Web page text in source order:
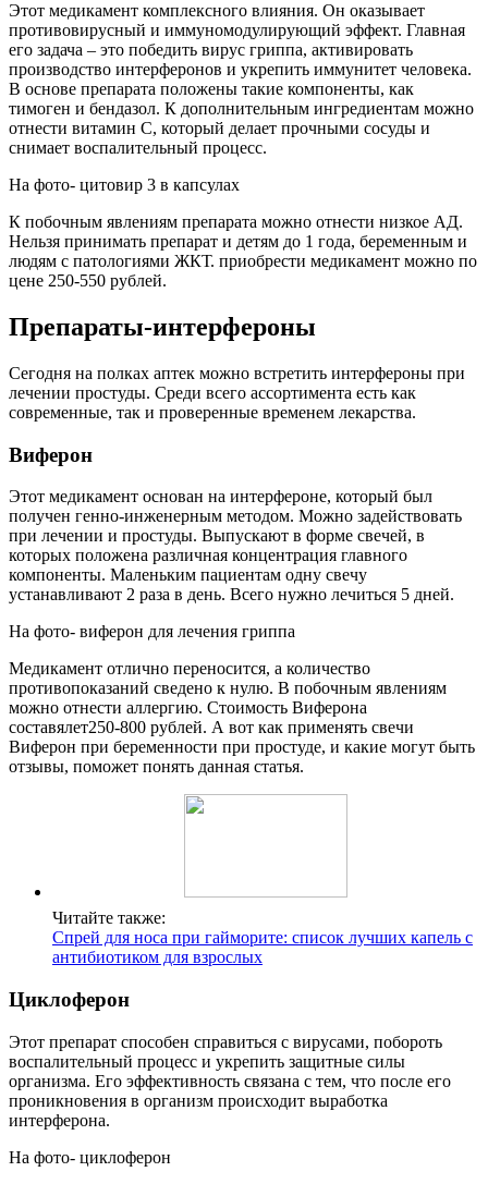
Этот медикамент комплексного влияния. Он оказывает
противовирусный и иммуномодулирующий эффект. Главная
его задача – это победить вирус гриппа, активировать
производство интерферонов и укрепить иммунитет человека.
В основе препарата положены такие компоненты, как
тимоген и бендазол. К дополнительным ингредиентам можно
отнести витамин С, который делает прочными сосуды и
снимает воспалительный процесс.
На фото- цитовир 3 в капсулах
К побочным явлениям препарата можно отнести низкое АД.
Нельзя принимать препарат и детям до 1 года, беременным и
людям с патологиями ЖКТ. приобрести медикамент можно по
цене 250-550 рублей.
Препараты-интерфероны
Сегодня на полках аптек можно встретить интерфероны при
лечении простуды. Среди всего ассортимента есть как
современные, так и проверенные временем лекарства.
Виферон
Этот медикамент основан на интерфероне, который был
получен генно-инженерным методом. Можно задействовать
при лечении и простуды. Выпускают в форме свечей, в
которых положена различная концентрация главного
компоненты. Маленьким пациентам одну свечу
устанавливают 2 раза в день. Всего нужно лечиться 5 дней.
На фото- виферон для лечения гриппа
Медикамент отлично переносится, а количество
противопоказаний сведено к нулю. В побочным явлениям
можно отнести аллергию. Стоимость Виферона
составялет250-800 рублей. А вот как применять свечи
Виферон при беременности при простуде, и какие могут быть
отзывы, поможет понять данная статья.
Читайте также:
Спрей для носа при гайморите: список лучших капель с
антибиотиком для взрослых
Циклоферон
Этот препарат способен справиться с вирусами, побороть
воспалительный процесс и укрепить защитные силы
организма. Его эффективность связана с тем, что после его
проникновения в организм происходит выработка
интерферона.
На фото- циклоферон